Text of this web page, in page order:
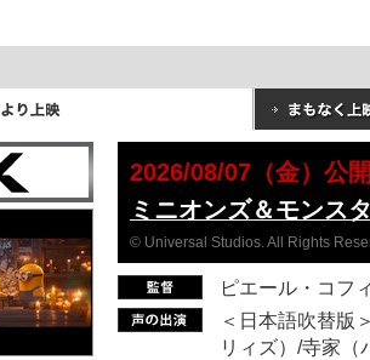
2026/08/07（金）公
ミニオンズ＆モンス
© Universal Studios. All Rights
ピエール・コフ
＜日本語吹替版
リィズ）/寺家（